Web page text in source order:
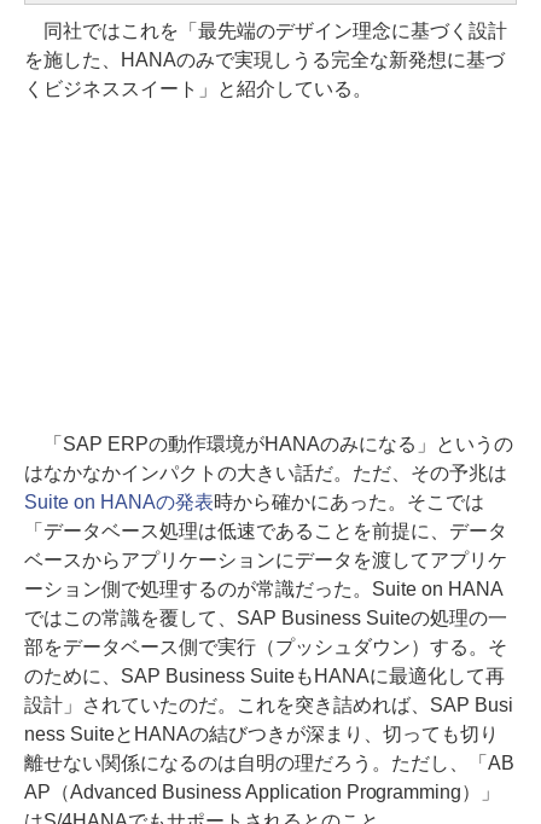
同社ではこれを「最先端のデザイン理念に基づく設計
を施した、HANAのみで実現しうる完全な新発想に基づ
くビジネススイート」と紹介している。
「SAP ERPの動作環境がHANAのみになる」というの
はなかなかインパクトの大きい話だ。ただ、その予兆は
Suite on HANAの発表時から確かにあった。そこでは
「データベース処理は低速であることを前提に、データ
ベースからアプリケーションにデータを渡してアプリケ
ーション側で処理するのが常識だった。Suite on HANA
ではこの常識を覆して、SAP Business Suiteの処理の一
部をデータベース側で実行（プッシュダウン）する。そ
のために、SAP Business SuiteもHANAに最適化して再
設計」されていたのだ。これを突き詰めれば、SAP Busi
ness SuiteとHANAの結びつきが深まり、切っても切り
離せない関係になるのは自明の理だろう。ただし、「AB
AP（Advanced Business Application Programming）」